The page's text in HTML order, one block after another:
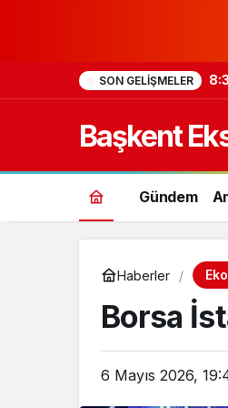
SON GELIŞMELER
Başkent
Gündem
Haberler
Borsa
6 Mayıs 2026,